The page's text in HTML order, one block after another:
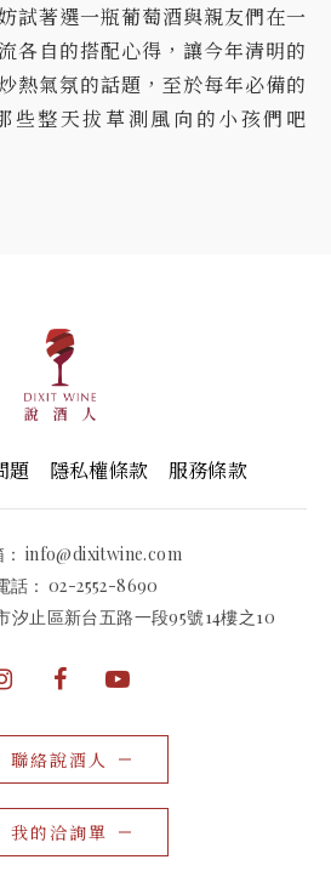
試著選一瓶葡萄酒與親友們在一
各自的搭配心得，讓今年清明的
熱氣氛的話題，至於每年必備的
些整天拔草測風向的小孩們吧
題 隱私權條款 服務條款
info@dixitwine.com
話：02-2552-8690
汐止區新台五路一段95號14樓之10
聯絡說酒人
我的洽詢單